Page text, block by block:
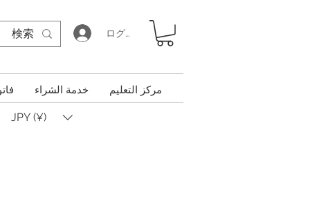
ログイン
خدمة الشراء مركز التعليم
JPY (¥)